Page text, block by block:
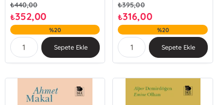
₺440,00
₺352,00
%20
Sepete Ekle
₺395,00
₺316,00
%20
Sepete Ekle